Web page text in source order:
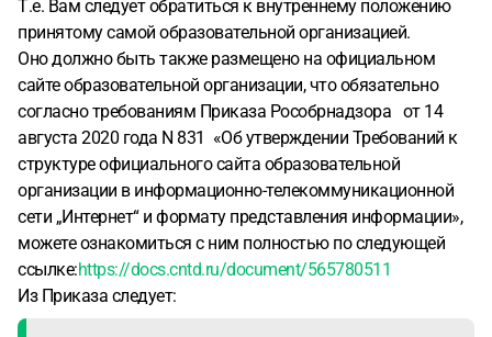
Т.е. Вам следует обратиться к внутреннему положению
принятому самой образовательной организацией.
Оно должно быть также размещено на официальном
сайте образовательной организации, что обязательно
согласно требованиям Приказа Рособрнадзора от 14
августа 2020 года N 831 «Об утверждении Требований к
структуре официального сайта образовательной
организации в информационно-телекоммуникационной
сети „Интернет“ и формату представления информации»,
можете ознакомиться с ним полностью по следующей
ссылке:https://docs.cntd.ru/document/565780511
Из Приказа следует: